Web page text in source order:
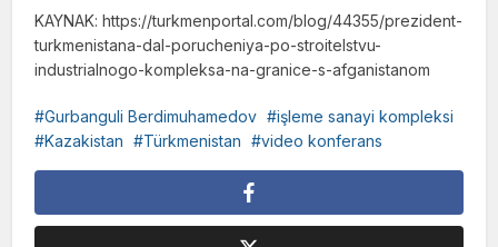
KAYNAK: https://turkmenportal.com/blog/44355/prezident-
turkmenistana-dal-porucheniya-po-stroitelstvu-
industrialnogo-kompleksa-na-granice-s-afganistanom
Gurbanguli Berdimuhamedov
işleme sanayi kompleksi
Kazakistan
Türkmenistan video konferans